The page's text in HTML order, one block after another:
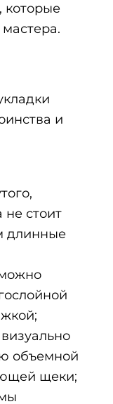
которые
и
не стоит
длинные
объемной
щеки;